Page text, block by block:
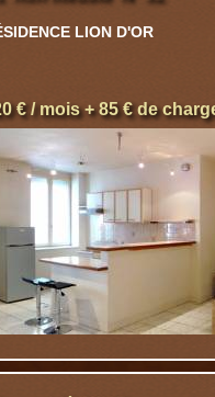
LION D'OR
€ / mois + 85 € de